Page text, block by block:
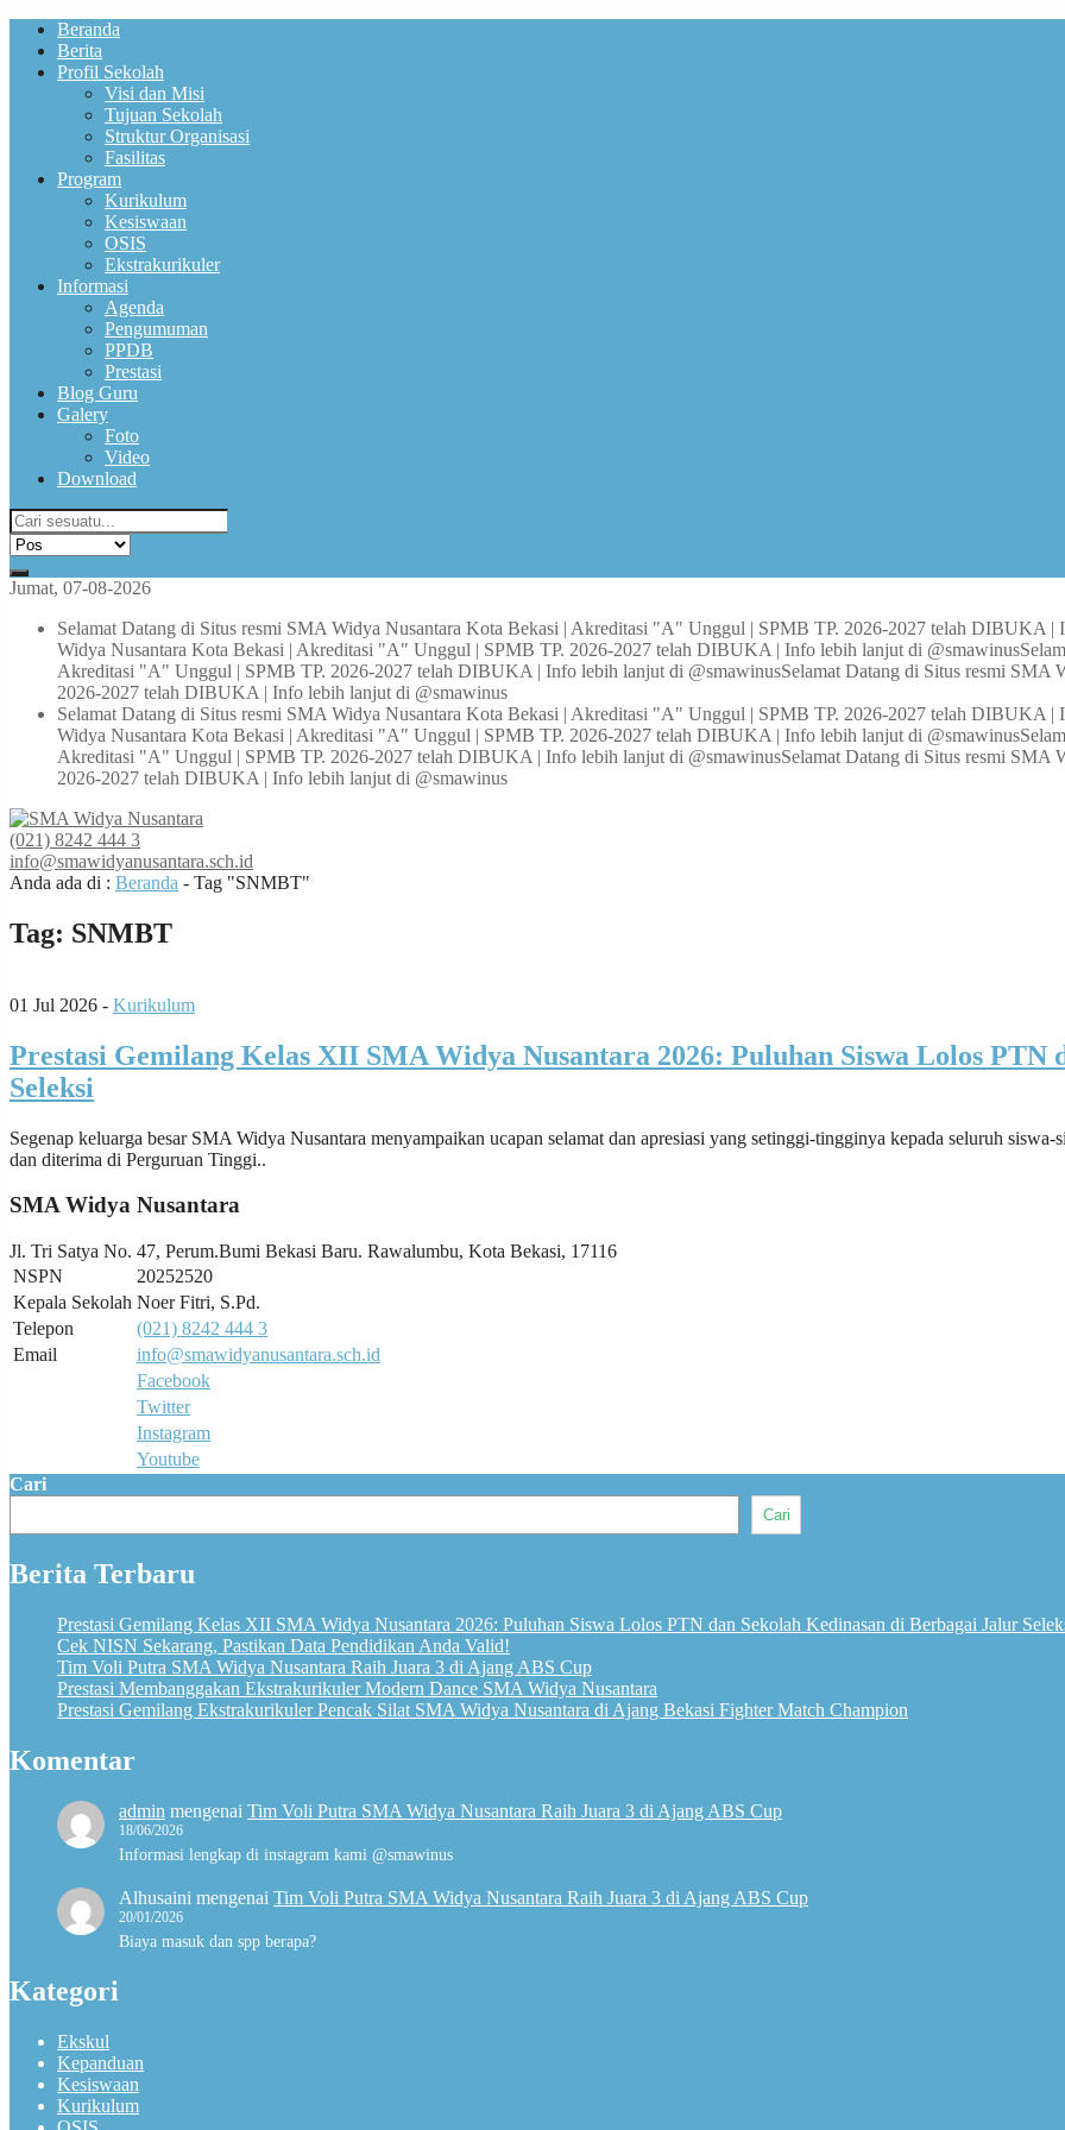
Beranda
Berita
Profil Sekolah
Visi dan Misi
Tujuan Sekolah
Struktur Organisasi
Fasilitas
Program
Kurikulum
Kesiswaan
OSIS
Ekstrakurikuler
Informasi
Agenda
Pengumuman
PPDB
Prestasi
Blog Guru
Galery
Foto
Video
Download
Jumat, 07-08-2026
Selamat Datang di Situs resmi SMA Widya Nusantara Kota Bekasi | Akreditasi "A" Unggul | SPMB TP. 2026-2027 telah DIBUKA |
Widya Nusantara Kota Bekasi | Akreditasi "A" Unggul | SPMB TP. 2026-2027 telah DIBUKA | Info lebih lanjut di @smawinus
Akreditasi "A" Unggul | SPMB TP. 2026-2027 telah DIBUKA | Info lebih lanjut di @smawinusSelamat Datang di Situs resmi
2026-2027 telah DIBUKA | Info lebih lanjut di @smawinus
Selamat Datang di Situs resmi SMA Widya Nusantara Kota Bekasi | Akreditasi "A" Unggul | SPMB TP. 2026-2027 telah DIBUKA |
Widya Nusantara Kota Bekasi | Akreditasi "A" Unggul | SPMB TP. 2026-2027 telah DIBUKA | Info lebih lanjut di @smawinus
Akreditasi "A" Unggul | SPMB TP. 2026-2027 telah DIBUKA | Info lebih lanjut di @smawinusSelamat Datang di Situs resmi
2026-2027 telah DIBUKA | Info lebih lanjut di @smawinus
(021) 8242 444 3
info@smawidyanusantara.sch.id
Anda ada di : Beranda - Tag "SNMBT"
Tag: SNMBT
01 Jul 2026 - Kurikulum
Prestasi Gemilang Kelas XII SMA Widya Nusantara 2026: Puluhan Siswa Lolos PTN
Seleksi
Segenap keluarga besar SMA Widya Nusantara menyampaikan ucapan selamat dan apresiasi yang setinggi-tingginya kepada seluruh
dan diterima di Perguruan Tinggi..
SMA Widya Nusantara
Jl. Tri Satya No. 47, Perum.Bumi Bekasi Baru. Rawalumbu, Kota Bekasi, 17116
NSPN
20252520
Kepala Sekolah Noer Fitri, S.Pd.
Telepon
(021) 8242 444 3
Email
info@smawidyanusantara.sch.id
Facebook
Twitter
Instagram
Youtube
Cari
Cari
Berita Terbaru
Prestasi Gemilang Kelas XII SMA Widya Nusantara 2026: Puluhan Siswa Lolos PTN dan Sekolah Kedinasan di Berbagai Jalur
Cek NISN Sekarang, Pastikan Data Pendidikan Anda Valid!
Tim Voli Putra SMA Widya Nusantara Raih Juara 3 di Ajang ABS Cup
Prestasi Membanggakan Ekstrakurikuler Modern Dance SMA Widya Nusantara
Prestasi Gemilang Ekstrakurikuler Pencak Silat SMA Widya Nusantara di Ajang Bekasi Fighter Match Champion
Komentar
admin mengenai Tim Voli Putra SMA Widya Nusantara Raih Juara 3 di Ajang ABS Cup
18/06/2026
Informasi lengkap di instagram kami @smawinus
Alhusaini mengenai Tim Voli Putra SMA Widya Nusantara Raih Juara 3 di Ajang ABS Cup
20/01/2026
Biaya masuk dan spp berapa?
Kategori
Ekskul
Kepanduan
Kesiswaan
Kurikulum